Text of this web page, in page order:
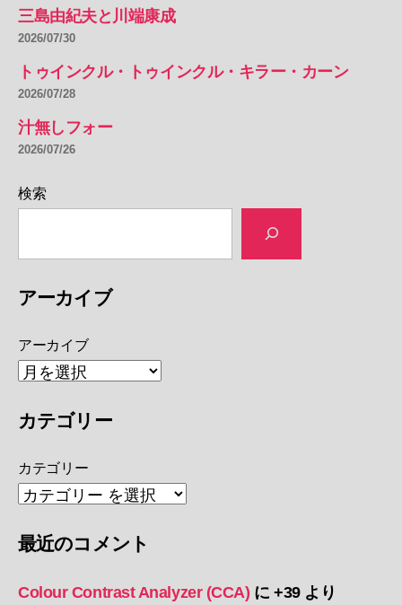
三島由紀夫と川端康成
2026/07/30
トゥインクル・トゥインクル・キラー・カーン
2026/07/28
汁無しフォー
2026/07/26
検索
アーカイブ
アーカイブ
カテゴリー
カテゴリー
最近のコメント
Colour Contrast Analyzer (CCA) に+39より